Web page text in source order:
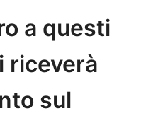
a questi
riceverà
sul